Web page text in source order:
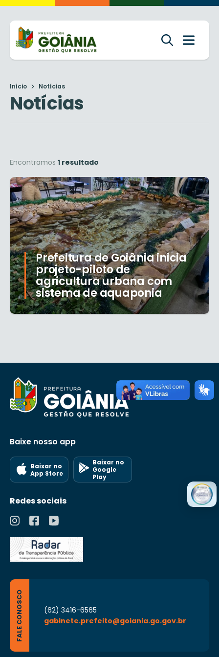
Início Notícias
Notícias
Encontramos 1 resultado
Prefeitura de Goiânia inicia
projeto-piloto de
agricultura urbana com
sistema de aquaponia
Baixe nosso app
Baixar no
App Store
Baixar no
Google
Play
Redes sociais
FALE CONOSCO
(62) 3416-6565
gabinete.prefeito@goiania.go.gov.br